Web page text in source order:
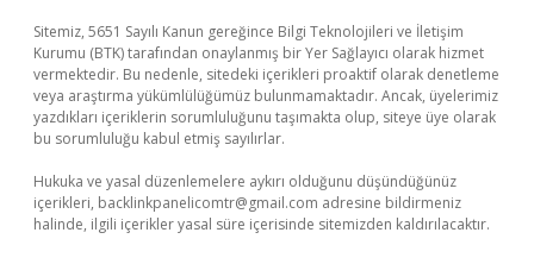
Sitemiz, 5651 Sayılı Kanun gereğince Bilgi Teknolojileri ve İletişim
Kurumu (BTK) tarafından onaylanmış bir Yer Sağlayıcı olarak hizmet
vermektedir. Bu nedenle, sitedeki içerikleri proaktif olarak denetleme
veya araştırma yükümlülüğümüz bulunmamaktadır. Ancak, üyelerimiz
yazdıkları içeriklerin sorumluluğunu taşımakta olup, siteye üye olarak
bu sorumluluğu kabul etmiş sayılırlar.
Hukuka ve yasal düzenlemelere aykırı olduğunu düşündüğünüz
içerikleri, backlinkpanelicomtr@gmail.com adresine bildirmeniz
halinde, ilgili içerikler yasal süre içerisinde sitemizden kaldırılacaktır.